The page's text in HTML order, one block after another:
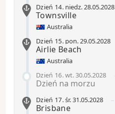
Dzień 14. niedz.28.05.2028
Townsville
Australia
Dzień 15. pon.29.05.2028
Airlie Beach
Australia
Dzień 16.wt.30.05.2028
Dzień na morzu
Dzień 17.śr.31.05.2028
Brisbane